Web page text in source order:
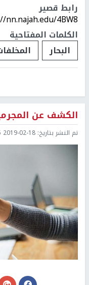
رابط قصير
nn.najah.edu/4BW8/
الكلمات المفتاحية
البحار
الكشف عن
تم النشر بتاريخ: 2019-02-18 09:05